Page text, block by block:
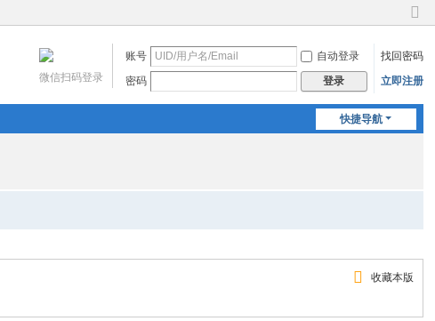
切
到
窄
账号 自动登录
找回密码
密码
登录 立即注册
微信扫码登录
快捷导航
收藏本版